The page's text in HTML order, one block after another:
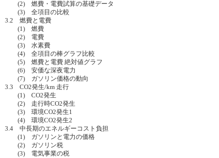
(2) 燃費・電費試算の基礎データ
(3) 全項目の比較
3.2 燃費と電費
(1) 燃費
(2) 電費
(3) 水素費
(4) 全項目の棒グラフ比較
(5) 燃費と電費 絶対値グラフ
(6) 安価な深夜電力
(7) ガソリン価格の動向
3.3 CO2発生/km 走行
(1) CO2発生
(2) 走行時CO2発生
(3) 環境CO2発生1
(4) 環境CO2発生2
3.4 中長期のエネルギーコスト負担
(1) ガソリンと電力の価格
(2) ガソリン税
(3) 電気事業の税